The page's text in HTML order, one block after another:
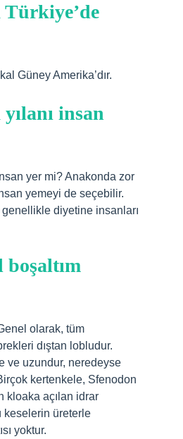
Güney Amerika’dır.
insan
yer mi? Anakonda zor
yemeyi de seçebilir.
diyetine insanları
boşaltım
olarak, tüm
dıştan lobludur.
ve uzundur, neredeyse
kertenkele, Sfenodon
kloaka açılan idrar
keselerin üreterle
yoktur.